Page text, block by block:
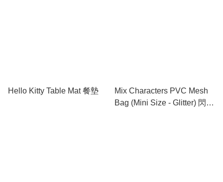
Hello Kitty Table Mat 餐墊
Mix Characters PVC Mesh
Bag (Mini Size - Glitter) 閃紗